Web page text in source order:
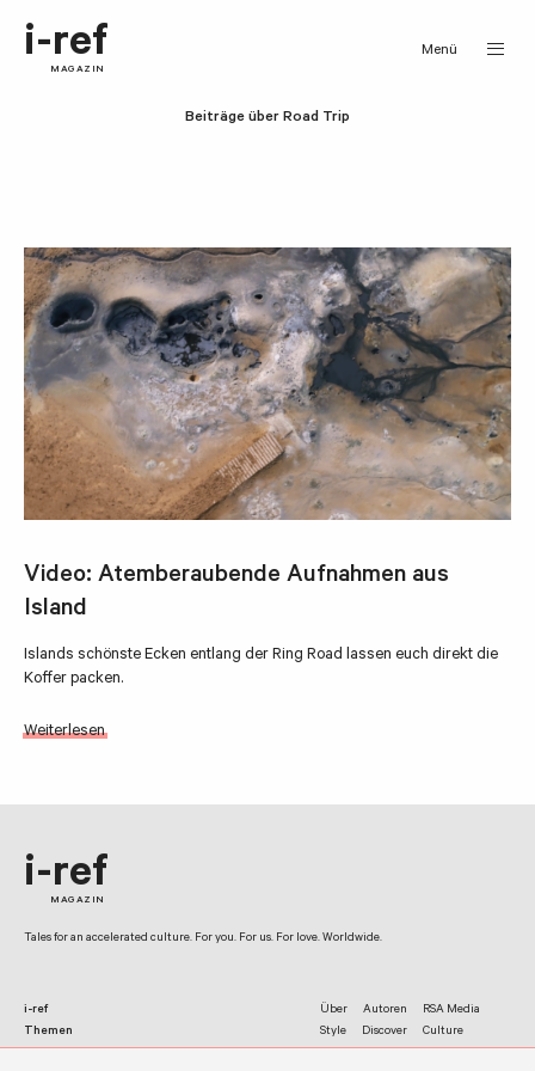
i-ref
MAGAZIN
Menü
Beiträge über Road Trip
Video: Atemberaubende Aufnahmen aus
Island
Islands schönste Ecken entlang der Ring Road lassen euch direkt die
Koffer packen.
Weiterlesen
i-ref
MAGAZIN
Tales for an accelerated culture. For you. For us. For love. Worldwide.
i-ref Über Autoren
RSA Media
Themen
Style Discover
Culture